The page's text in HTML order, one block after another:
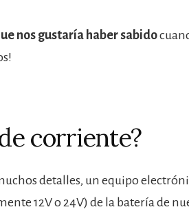
nos gustaría haber sabido
corriente?
detalles, un equipo
12V o 24V) de la batería de